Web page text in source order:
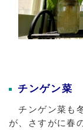
チンゲン菜
チンゲン菜も
が、さすがに春